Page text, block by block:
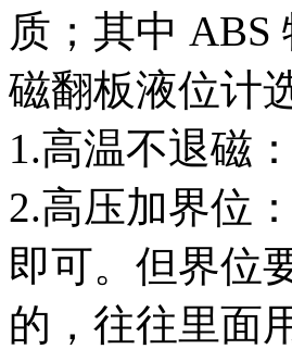
质；其中 ABS
磁翻板液位计
1.高温不退磁
2.高压加界位
即可。但界位
的，往往里面